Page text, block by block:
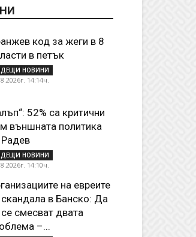
код за жеги в 8
в петък
НОВИНИ
14:14ч.
52% са критични
външната политика
Радев
НОВИНИ
14:10ч.
на евреите
скандала в Банско: Да
се смесват двата
–...